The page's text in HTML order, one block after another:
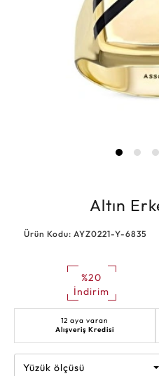
Altın
Ürün Kodu: AYZ0221-Y-6835
%20
İndirim
12 aya varan
Alışveriş Kredisi
Yüzük ölçüsü